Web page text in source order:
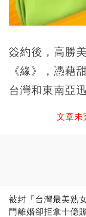
簽約後，高勝
《緣》，憑藉
台灣和東南亞
文章未
被封「台灣最美熟
門離婚卻拒拿十億